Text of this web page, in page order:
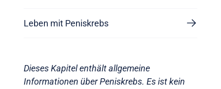
Leben mit Peniskrebs
Dieses Kapitel enthält allgemeine
Informationen über Peniskrebs. Es ist kein